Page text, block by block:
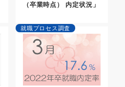
（卒業時点） 内定状況」
就職プロセス調査